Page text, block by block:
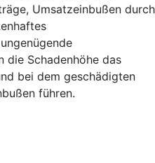
Umsatzeinbußen durch
die Schadenhöhe das
bei dem geschädigten
führen.